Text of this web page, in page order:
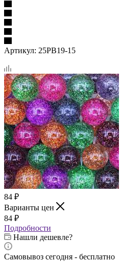
Артикул: 25PB19-15
84 ₽
Варианты цен
84 ₽
Подробности
Нашли дешевле?
Самовывоз сегодня - бесплатно